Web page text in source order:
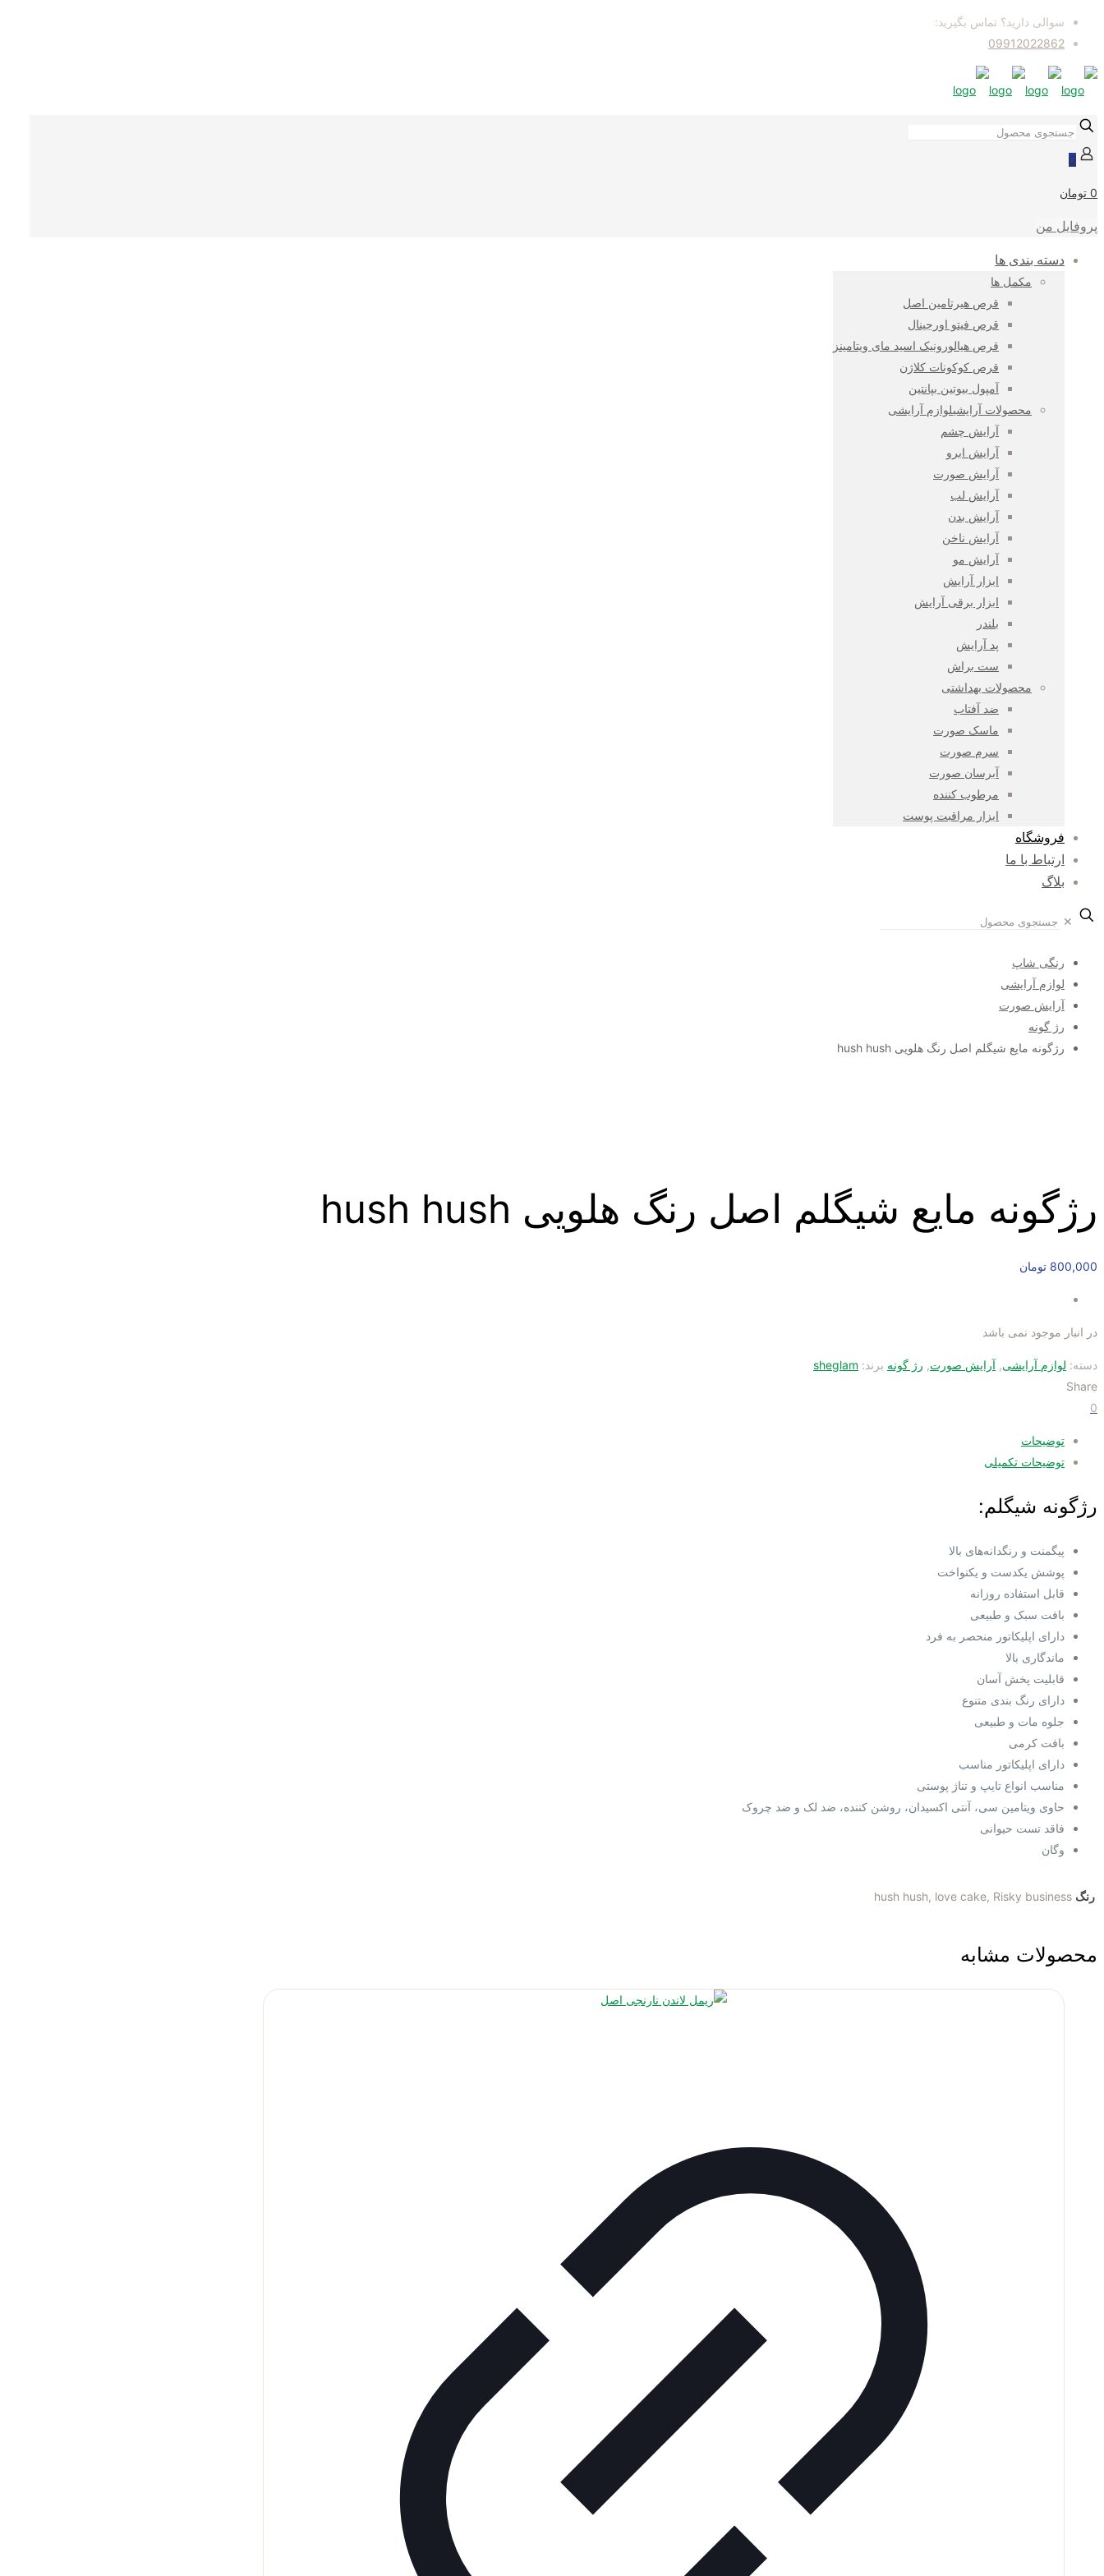
سوالی دارید؟ تماس بگیرید:
09912022862
0
0 تومان
پروفایل من
دسته بندی ها
مکمل ها
قرص هیرتامین اصل
قرص فیتو اورجینال
قرص هیالورونیک اسید مای ویتامینز
قرص کوکونات کلاژن
آمپول بیوتین بپانتین
محصولات آرایشیلوازم آرایشی
آرایش چشم
آرایش ابرو
آرایش صورت
آرایش لب
آرایش بدن
آرایش ناخن
آرایش مو
ابزار آرایش
ابزار برقی آرایش
بلندر
پد آرایش
ست براش
محصولات بهداشتی
ضد آفتاب
ماسک صورت
سرم صورت
آبرسان صورت
مرطوب کننده
ابزار مراقبت پوست
فروشگاه
ارتباط با ما
بلاگ
✕
رنگی شاپ
لوازم آرایشی
آرایش صورت
رژ گونه
رژگونه مایع شیگلم اصل رنگ هلویی hush hush
رژگونه مایع شیگلم اصل رنگ هلویی hush hush
800,000 تومان
در انبار موجود نمی باشد
دسته: لوازم آرایشی, آرایش صورت, رژ گونه برند: sheglam
Share
0
توضیحات
توضیحات تکمیلی
رژگونه شیگلم:
پیگمنت و رنگدانه‌های بالا
پوشش یکدست و یکنواخت
قابل استفاده روزانه
بافت سبک و طبیعی
دارای اپلیکاتور منحصر به فرد
ماندگاری بالا
قابلیت پخش آسان
دارای رنگ بندی متنوع
جلوه مات و طبیعی
بافت کرمی
دارای اپلیکاتور مناسب
مناسب انواع تایپ و تناژ پوستی
حاوی ویتامین سی، آنتی اکسیدان، روشن کننده، ضد لک و ضد چروک
فاقد تست حیوانی
وگان
رنگ hush hush, love cake, Risky business
محصولات مشابه